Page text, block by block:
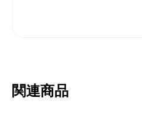
関連商品